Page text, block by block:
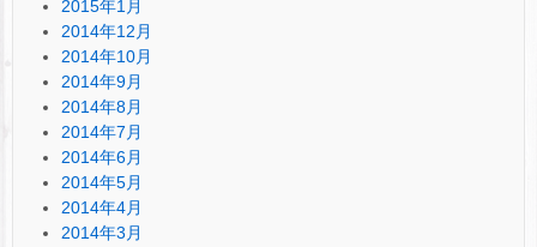
2015年1月
2014年12月
2014年10月
2014年9月
2014年8月
2014年7月
2014年6月
2014年5月
2014年4月
2014年3月